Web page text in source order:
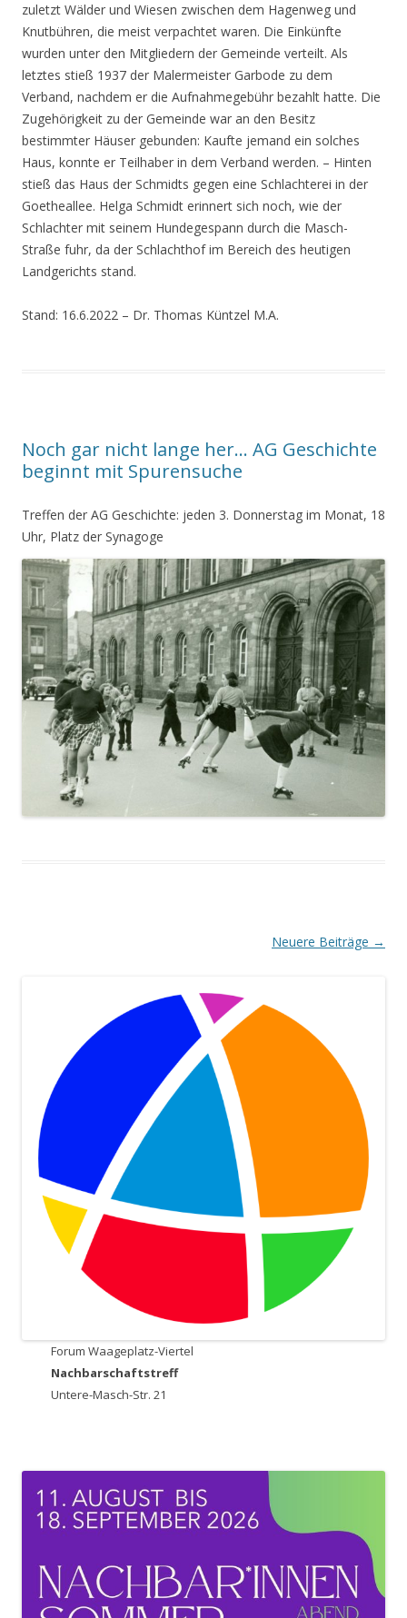
zuletzt Wälder und Wiesen zwischen dem Hagenweg und
Knutbühren, die meist verpachtet waren. Die Einkünfte
wurden unter den Mitgliedern der Gemeinde verteilt. Als
letztes stieß 1937 der Malermeister Garbode zu dem
Verband, nachdem er die Aufnahmegebühr bezahlt hatte. Die
Zugehörigkeit zu der Gemeinde war an den Besitz
bestimmter Häuser gebunden: Kaufte jemand ein solches
Haus, konnte er Teilhaber in dem Verband werden. – Hinten
stieß das Haus der Schmidts gegen eine Schlachterei in der
Goetheallee. Helga Schmidt erinnert sich noch, wie der
Schlachter mit seinem Hundegespann durch die Masch-
Straße fuhr, da der Schlachthof im Bereich des heutigen
Landgerichts stand.
Stand: 16.6.2022 – Dr. Thomas Küntzel M.A.
Noch gar nicht lange her… AG Geschichte
beginnt mit Spurensuche
Treffen der AG Geschichte: jeden 3. Donnerstag im Monat, 18
Uhr, Platz der Synagoge
Neuere Beiträge →
Forum Waageplatz-Viertel
Nachbarschaftstreff
Untere-Masch-Str. 21